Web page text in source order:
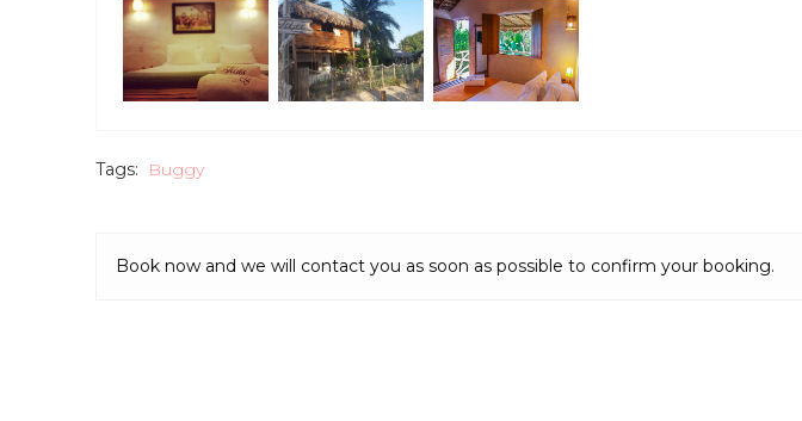
Tags: Buggy
Book now and we will contact you as soon as possible to confirm your booking.